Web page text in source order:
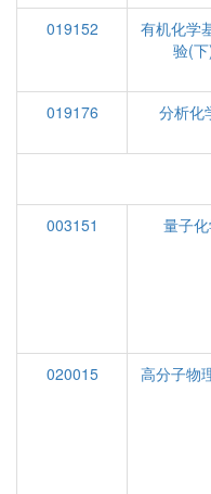
019152
有机化学
验(
019176 分析化
003151 量子
020015
高分子物